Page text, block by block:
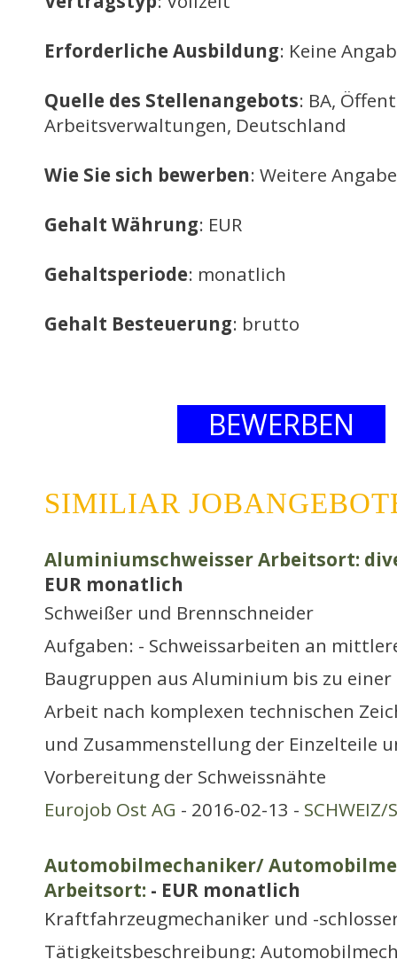
Erforderliche Ausbildung: Keine
Quelle des Stellenangebots: BA,
Arbeitsverwaltungen, Deutschland
Wie Sie sich bewerben: Weitere
Gehalt Währung: EUR
Gehaltsperiode: monatlich
Gehalt Besteuerung: brutto
BEWERBEN
SIMILIAR
Aluminiumschweisser Arbeitsort:
EUR monatlich
Schweißer und Brennschneider
Aufgaben: - Schweissarbeiten an
Baugruppen aus Aluminium bis zu einer
Arbeit nach komplexen technischen
und Zusammenstellung der Einzelteile
Vorbereitung der Schweissnähte
Eurojob Ost AG - 2016-02-13 - SCHWEIZ/
Automobilmechaniker/
Arbeitsort: - EUR monatlich
Kraftfahrzeugmechaniker und -
Tätigkeitsbeschreibung: